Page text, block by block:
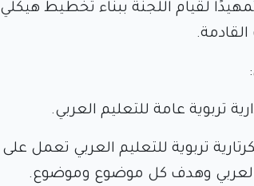
لقيام اللجنة ببناء تخطيط
تربوية عامة للتعليم العربي.
تربوية للتعليم العربي تعمل
العربي وهدف كل موضوع وموضوع.